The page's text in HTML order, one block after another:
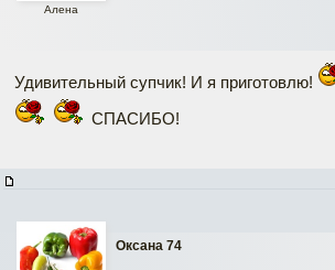
Алена
Удивительный супчик! И я приготовлю!
СПАСИБО!
Оксана 74